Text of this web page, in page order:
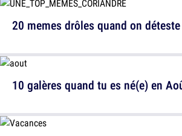
10 galères quand tu es né(e) en
20 memes drôles quand on